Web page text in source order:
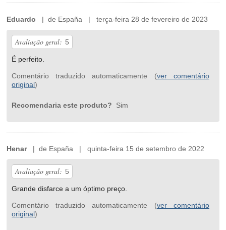
Eduardo | de España | terça-feira 28 de fevereiro de 2023
Avaliação geral: 5
É perfeito.
Comentário traduzido automaticamente (ver comentário
original)
Recomendaria este produto? Sim
Henar| de España | quinta-feira 15 de setembro de 2022
Avaliação geral: 5
Grande disfarce a um óptimo preço.
Comentário traduzido automaticamente (ver comentário
original)